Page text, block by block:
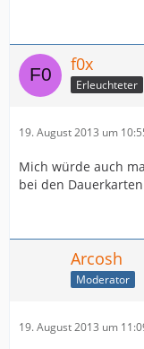
f0x
Erleuchteter
19. August 2013 um
Mich würde auch
bei den
Arcosh
Moderator
19. August 2013 um